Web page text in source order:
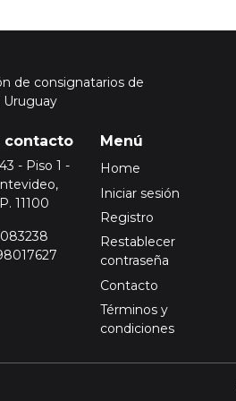
contacto
- Piso 1 -
11100
Menú
Home
Iniciar sesión
Registro
Restablecer
contraseña
Contacto
Términos y
condiciones